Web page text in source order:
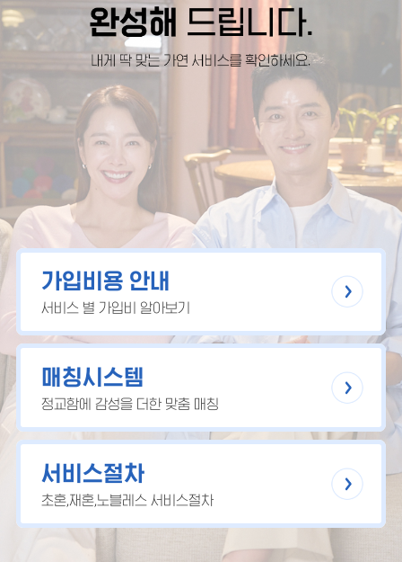
가입비용 안내
서비스 별 가입비 알아보기
매칭시스템
정교함에 감성을 더한 맞춤 매칭
서비스절차
초혼,재혼,노블레스 서비스절차